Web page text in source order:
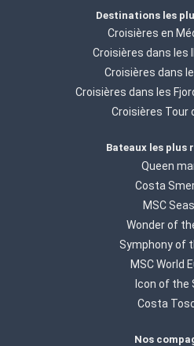
Destinations les
Croisières en
Croisières dans les
Croisières dans
Croisières dans les
Croisières Tour
Bateaux les plus
Queen
Costa
MSC
Wonder of
Symphony of
MSC World
Icon of the
Costa
Nos